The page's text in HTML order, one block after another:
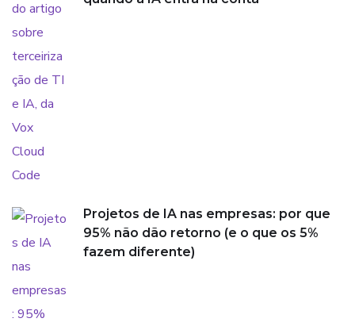
Projetos de IA nas empresas: por que
95% não dão retorno (e o que os 5%
fazem diferente)